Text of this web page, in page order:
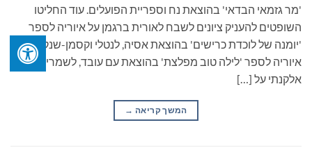
'מר גזמאי הבדאי' בהוצאת נח וספריית הפועלים. עוד החליטו
השופטים להעניק ציונים לשבח לאורית ברגמן על איוריה לספר
'יומנה של לוכדת כרישים' בהוצאת אסיה, לנטלי וקסמן-שנקר על
איוריה לספר 'לילה טוב מפלצת' בהוצאת עם עובד, לשמרית
אלקנתי על […]
המשך קריאה →